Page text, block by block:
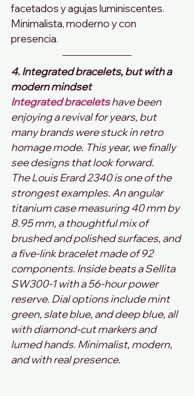
facetados y agujas luminiscentes.
Minimalista, moderno y con
presencia.
4. Integrated bracelets, but with a
modern mindset
Integrated bracelets have been
enjoying a revival for years, but
many brands were stuck in retro
homage mode. This year, we finally
see designs that look forward.
The Louis Erard 2340 is one of the
strongest examples. An angular
titanium case measuring 40 mm by
8.95 mm, a thoughtful mix of
brushed and polished surfaces, and
a five‑link bracelet made of 92
components. Inside beats a Sellita
SW300‑1 with a 56‑hour power
reserve. Dial options include mint
green, slate blue, and deep blue, all
with diamond‑cut markers and
lumed hands. Minimalist, modern,
and with real presence.